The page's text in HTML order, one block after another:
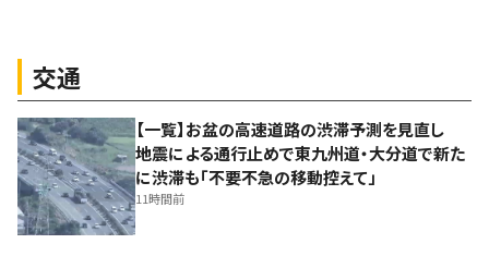
交通
【一覧】お盆の高速道路の渋滞予測を見直し
地震による通行止めで東九州道・大分道で新た
に渋滞も「不要不急の移動控えて」
11時間前